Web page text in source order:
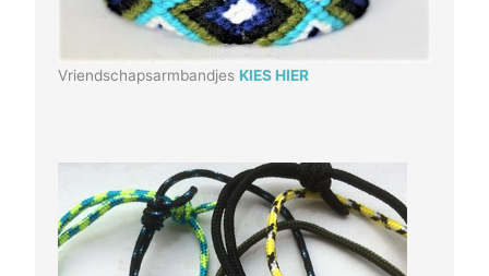
Vriendschapsarmbandjes KIES HIER